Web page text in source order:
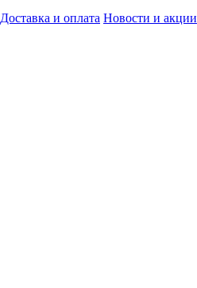
Доставка и оплата Новости и акции